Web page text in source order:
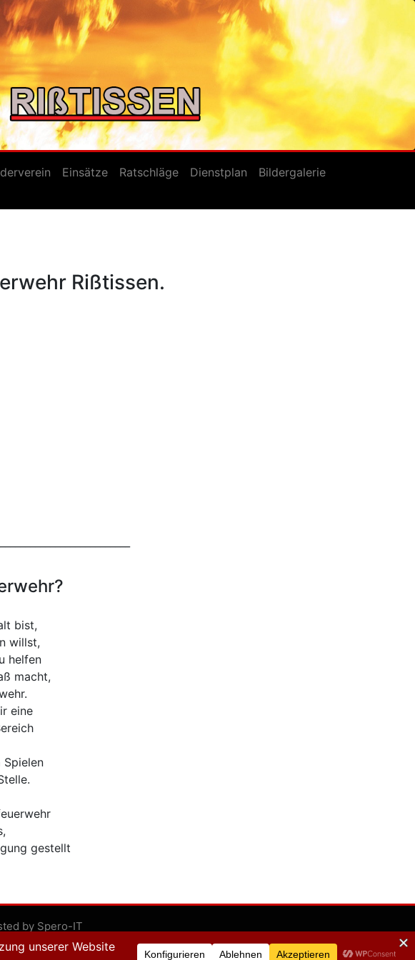
Einsätze Ratschläge Dienstplan Bildergalerie
Rißtissen.
bist,
willst,
helfen
macht,
eine
Spielen
gestellt
by Spero-IT
von understrap.com.(Version: 0.0.1)